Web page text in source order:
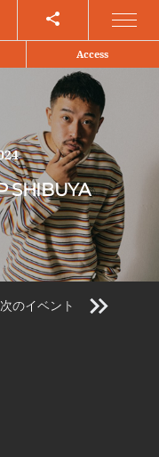
Access
SHIBUYA
次のイベント